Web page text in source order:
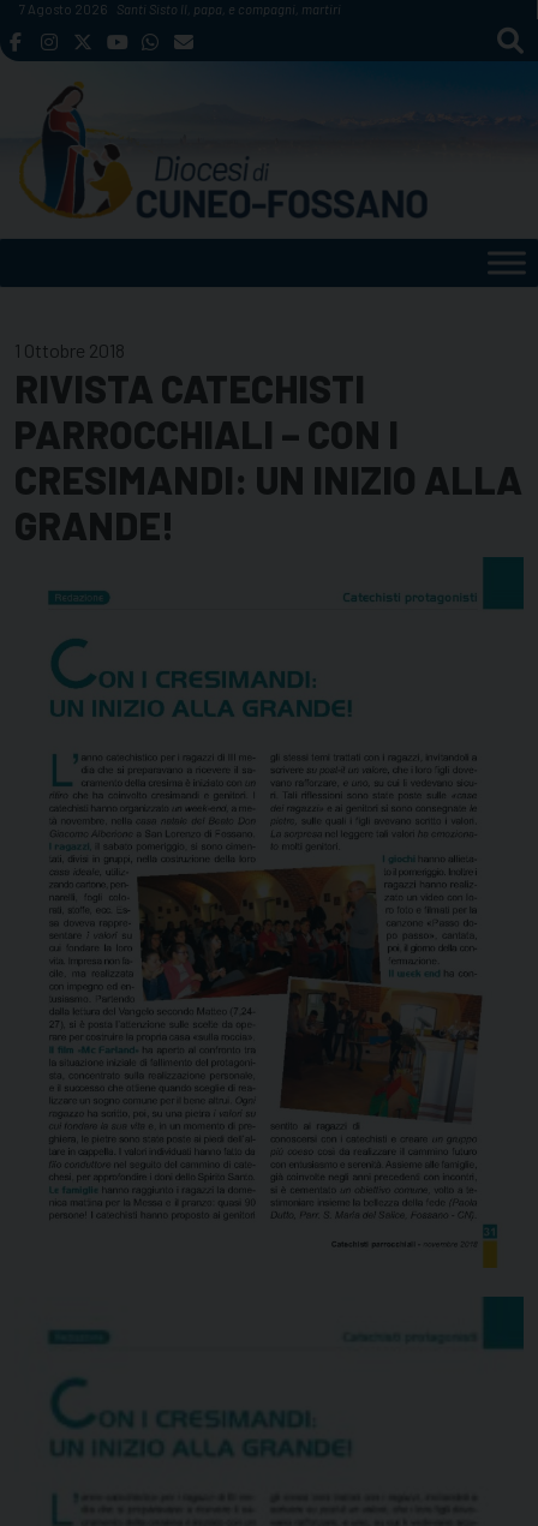
Skip
to
7 Agosto 2026 Santi Sisto II, papa, e compagni, martiri
1 Ottobre 2018
RIVISTA CATECHISTI
PARROCCHIALI – CON I
CRESIMANDI: UN INIZIO ALLA
GRANDE!